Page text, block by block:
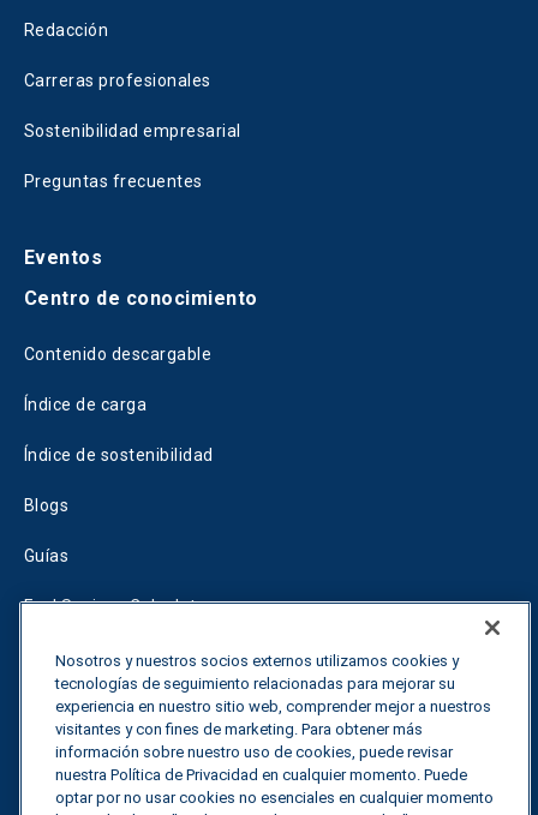
Redacción
Carreras profesionales
Sostenibilidad empresarial
Preguntas frecuentes
Eventos
Centro de conocimiento
Contenido descargable
Índice de carga
Índice de sostenibilidad
Blogs
Guías
Fuel Savings Calculator
Calculadora de optimización del transporte
Tariff Tracker
Póngase en contacto con nosotros
Nosotros y nuestros socios externos utilizamos cookies y
tecnologías de seguimiento relacionadas para mejorar su
experiencia en nuestro sitio web, comprender mejor a nuestros
visitantes y con fines de marketing. Para obtener más
información sobre nuestro uso de cookies, puede revisar
nuestra Política de Privacidad en cualquier momento. Puede
optar por no usar cookies no esenciales en cualquier momento